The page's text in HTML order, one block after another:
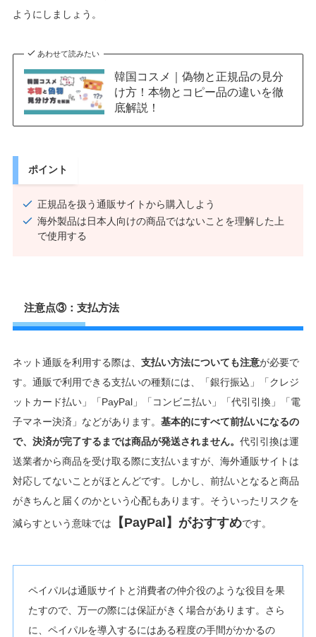
ようにしましょう。
あわせて読みたい
韓国コスメ｜偽物と正規品の見分
け方！本物とコピー品の違いを徹
底解説！
ポイント
正規品を扱う通販サイトから購入しよう
海外製品は日本人向けの商品ではないことを理解した上
で使用する
注意点③：支払方法
ネット通販を利用する際は、 支払い方法についても注意が必要で
す。通販で利用できる支払いの種類には、「銀行振込」「クレジ
ットカード払い」「PayPal」「コンビニ払い」「代引引換」「電
子マネー決済」などがあります。 基本的にすべて前払いになるの
で、決済が完了するまでは商品が発送されません。 代引引換は運
送業者から商品を受け取る際に支払いますが、海外通販サイトは
対応してないことがほとんどです。しかし、前払いとなると商品
がきちんと届くのかという心配もあります。そういったリスクを
減らすという意味では
【PayPal】がおすすめです。
ペイパルは通販サイトと消費者の仲介役のような役目を果
たすので、万一の際には保証がきく場合があります。さら
に、ペイパルを導入するにはある程度の手間がかかるの